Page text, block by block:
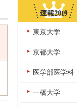
東京大学
京都大学
医学部医学科
一橋大学